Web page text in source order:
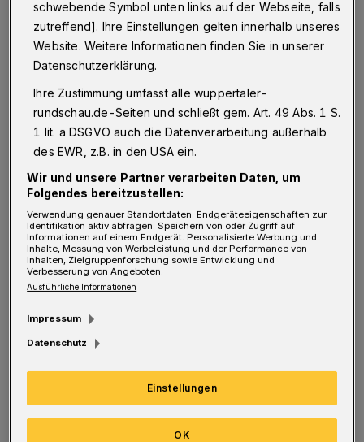
möglich sind, bleibt nur der Kurzurlaub
daheim. Also auf zur Hardt. Ein wenig im
Botanischen Garten in der Sonne sitzen und in
diesen nicht ganz einfachen Zeiten etwas
relaxen.
Aber oh Wunder, der Botanische Garten ist
verschlossen. Warum? Die Stadt argumentiert,
dass alle Besucher nicht rückverfolgt werden
könnten, weil ja die Besucher nicht am
Eingang registriert würden. Zudem müssten
die Besucher nach dem neuen
Kontrollen durchführen könnte, bleibt der
Botanische Garten zunächst bis zum 14. Mai
geschlossen. Klingt irgendwie nach „basta".
schwebende Symbol unten links auf der Webseite, falls
zutreffend]. Ihre Einstellungen gelten innerhalb unseres
Website. Weitere Informationen finden Sie in unserer
Datenschutzerklärung.
Ihre Zustimmung umfasst alle wuppertaler-
rundschau.de-Seiten und schließt gem. Art. 49 Abs. 1 S.
1 lit. a DSGVO auch die Datenverarbeitung außerhalb
des EWR, z.B. in den USA ein.
Wir und unsere Partner verarbeiten Daten, um
Folgendes bereitzustellen:
Verwendung genauer Standortdaten. Endgeräteeigenschaften zur
Identifikation aktiv abfragen. Speichern von oder Zugriff auf
Informationen auf einem Endgerät. Personalisierte Werbung und
Inhalte, Messung von Werbeleistung und der Performance von
Inhalten, Zielgruppenforschung sowie Entwicklung und
Verbesserung von Angeboten.
Ausführliche Informationen
Impressum
Datenschutz
Einstellungen
OK